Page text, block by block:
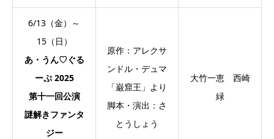
6/13（金）～
15（日）
あ・うん♡ぐる
ーぷ 2025
第十一回公演
謎解きファンタ
ジー
原作：アレクサ
ンドル・デュマ
「巌窟王」より
脚本・演出：さ
とうしょう
大竹一恵 西崎
緑